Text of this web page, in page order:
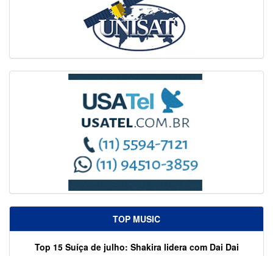
TOP MUSIC
Top 15 Suíça de julho: Shakira lidera com Dai Dai